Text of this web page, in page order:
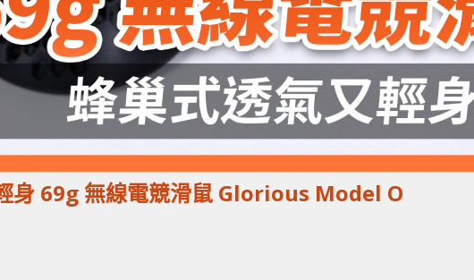
身 69g 無線電競滑鼠 Glorious Model O